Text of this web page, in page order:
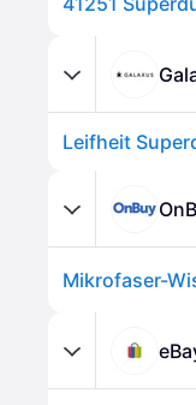
Leifheit
Mikrofaser-